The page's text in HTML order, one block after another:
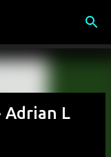
Adrian L